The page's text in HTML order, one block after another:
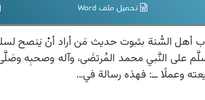
تحميل ملف Word
أهل السُّنة بثبوت حديث مَن أراد أنْ يَنصح
على النَّبي محمد المُرتضَى، وآله وصحبِه وصَلَّى
وعملًا ــ: فهذه رسالة في…